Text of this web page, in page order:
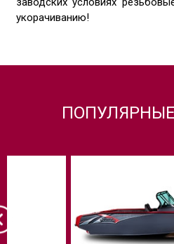
укорачиванию!